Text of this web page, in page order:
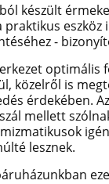
készült
praktikus
-
közelről is
érdekében.
mellett
lesznek.